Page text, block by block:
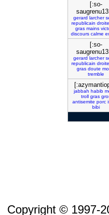
[:so-
gerard larcher
republicain droite
gras mains
discours calme
[:so-
gerard larcher
republicain droite
gras doute
tremble
jabbah habib
troll gras
antisemite porc
bibi
Copyright © 1997-